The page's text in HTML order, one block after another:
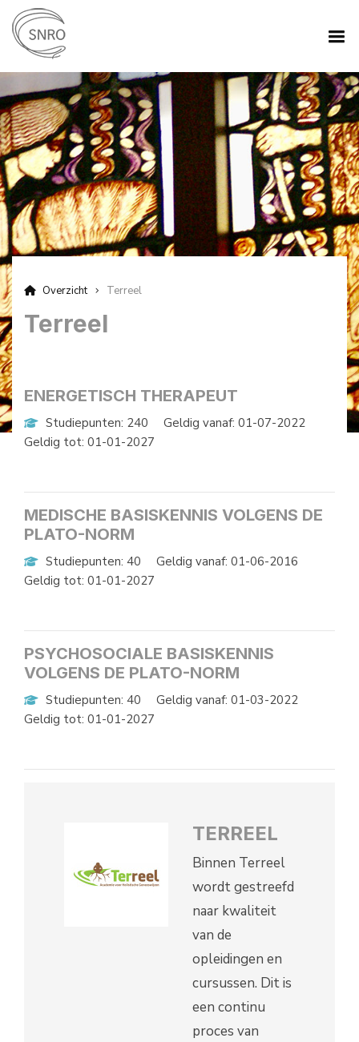
Overzicht Terreel
Terreel
ENERGETISCH THERAPEUT
Studiepunten: 240
Geldig vanaf: 01-07-2022
Geldig tot: 01-01-2027
MEDISCHE BASISKENNIS VOLGENS DE
PLATO-NORM
Studiepunten: 40
Geldig vanaf: 01-06-2016
Geldig tot: 01-01-2027
PSYCHOSOCIALE BASISKENNIS
VOLGENS DE PLATO-NORM
Studiepunten: 40
Geldig vanaf: 01-03-2022
Geldig tot: 01-01-2027
TERREEL
Binnen Terreel
wordt gestreefd
naar kwaliteit
van de
opleidingen en
cursussen. Dit is
een continu
proces van